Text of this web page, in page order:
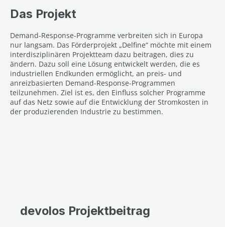
Das Projekt
Demand-Response-Programme verbreiten sich in Europa
nur langsam. Das Förderprojekt „Delfine“ möchte mit einem
interdisziplinären Projektteam dazu beitragen, dies zu
ändern. Dazu soll eine Lösung entwickelt werden, die es
industriellen Endkunden ermöglicht, an preis- und
anreizbasierten Demand-Response-Programmen
teilzunehmen. Ziel ist es, den Einfluss solcher Programme
auf das Netz sowie auf die Entwicklung der Stromkosten in
der produzierenden Industrie zu bestimmen.
devolos Projektbeitrag